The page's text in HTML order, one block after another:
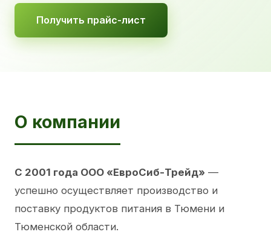
Получить прайс-лист
О компании
С 2001 года ООО «ЕвроСиб-Трейд» —
успешно осуществляет производство и
поставку продуктов питания в Тюмени и
Тюменской области.